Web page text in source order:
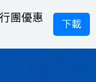
團優惠
下載